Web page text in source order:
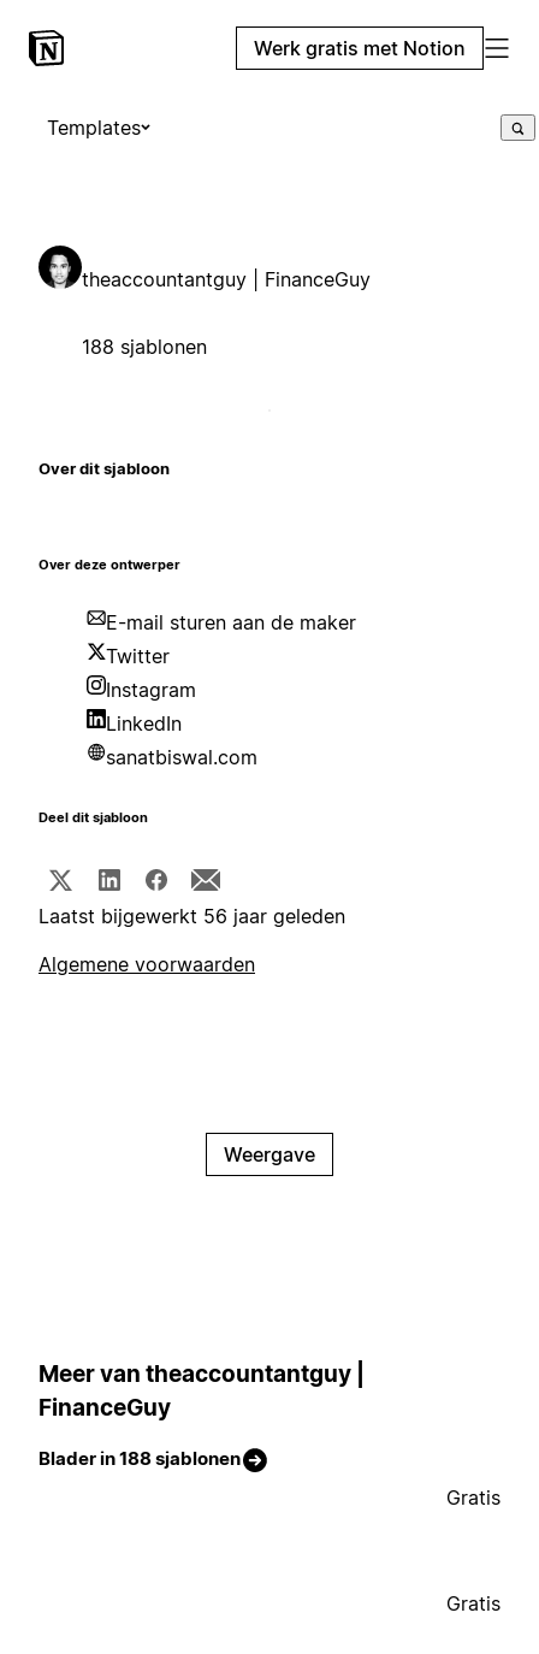
Werk gratis met Notion
Templates
theaccountantguy | FinanceGuy
188 sjablonen
Over dit sjabloon
Over deze ontwerper
E-mail sturen aan de maker
Twitter
Instagram
LinkedIn
sanatbiswal.com
Deel dit sjabloon
Laatst bijgewerkt 56 jaar geleden
Algemene voorwaarden
Weergave
Meer van theaccountantguy |
FinanceGuy
Blader in 188 sjablonen
Gratis
Gratis